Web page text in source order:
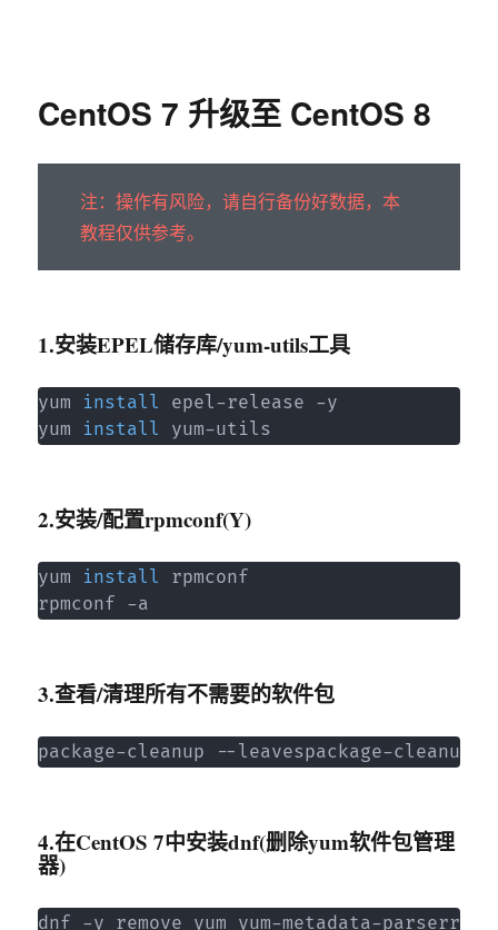
CentOS 7 升级至 CentOS 8
注：操作有风险，请自行备份好数据，本
教程仅供参考。
1.安装EPEL储存库/yum-utils工具
yum install
epel-release -y
yum install yum-utils
2.安装/配置rpmconf(Y)
yum install
rpmconf
rpmconf -a
3.查看/清理所有不需要的软件包
package-cleanup --leavespackage-cleanup
4.在CentOS 7中安装dnf(删除yum软件包管理
器)
dnf -y remove yum yum-metadata-parserrm